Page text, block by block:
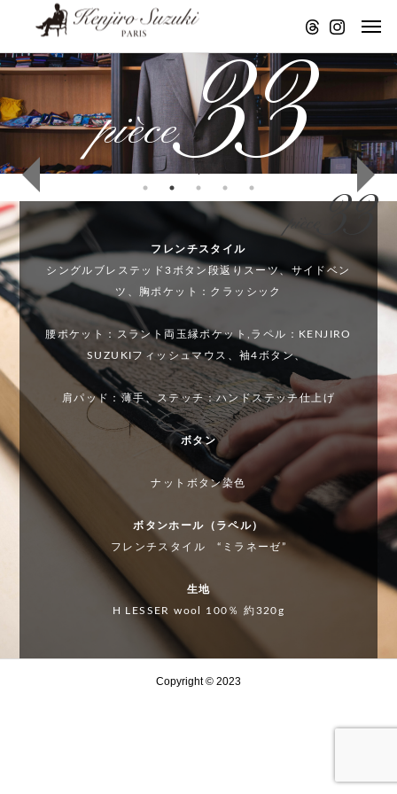
アトリエ
配信
仕立
ての
基本
『地
の
いて
アトリエ
より音声
配信
生地
につ
い
て。
フラ
ンネ
ル w
orst
ed
oole
と
は？
STAND
FM アトリ
エより音
声配信。
ノづくり
について
#27 K
ENJIR
O SU
ZUKI
クセ取
り、具
体的に
はどう
アトリエ
より音声
配信
仕立
ての
基本
『地
し』
につ
いて
②
アト
より
配信
い
て。
ンネ
orst
とw
nの
は？
pièce33
pièce 33
フレンチスタイル
シングルブレステッド3ボタン段返りスーツ、サイドベン
ツ、胸ポケット：クラッシック
腰ポケット：スラント両玉縁ポケット,ラペル：KENJIRO
SUZUKIフィッシュマウス、袖4ボタン、
肩パッド：薄手、ステッチ：ハンドステッチ仕上げ
ボタン
ナットボタン染色
ボタンホール（ラペル）
フレンチスタイル “ミラネーゼ”
生地
H LESSER wool 100％ 約320g
Copyright © 2023